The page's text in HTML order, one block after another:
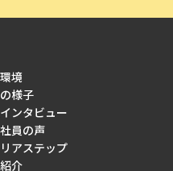
境
様子
ンタビュー
員の声
アステップ
介